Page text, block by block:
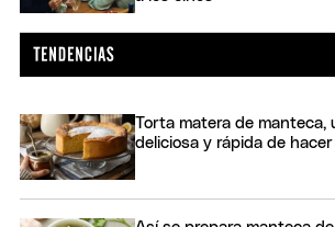
Torta matera de manteca,
deliciosa y rápida de hacer